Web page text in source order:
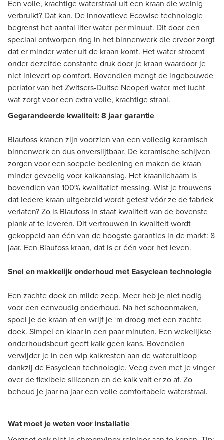
Een volle, krachtige waterstraal uit een kraan die weinig
verbruikt? Dat kan. De innovatieve Ecowise technologie
begrenst het aantal liter water per minuut. Dit door een
speciaal ontworpen ring in het binnenwerk die ervoor zorgt
dat er minder water uit de kraan komt. Het water stroomt
onder dezelfde constante druk door je kraan waardoor je
niet inlevert op comfort. Bovendien mengt de ingebouwde
perlator van het Zwitsers-Duitse Neoperl water met lucht
wat zorgt voor een extra volle, krachtige straal.
Gegarandeerde kwaliteit: 8 jaar garantie
Blaufoss kranen zijn voorzien van een volledig keramisch
binnenwerk en dus onverslijtbaar. De keramische schijven
zorgen voor een soepele bediening en maken de kraan
minder gevoelig voor kalkaanslag. Het kraanlichaam is
bovendien van 100% kwalitatief messing. Wist je trouwens
dat iedere kraan uitgebreid wordt getest vóór ze de fabriek
verlaten? Zo is Blaufoss in staat kwaliteit van de bovenste
plank af te leveren. Dit vertrouwen in kwaliteit wordt
gekoppeld aan één van de hoogste garanties in de markt: 8
jaar. Een Blaufoss kraan, dat is er één voor het leven.
Snel en makkelijk onderhoud met Easyclean technologie
Een zachte doek en milde zeep. Meer heb je niet nodig
voor een eenvoudig onderhoud. Na het schoonmaken,
spoel je de kraan af en wrijf je ‘m droog met een zachte
doek. Simpel en klaar in een paar minuten. Een wekelijkse
onderhoudsbeurt geeft kalk geen kans. Bovendien
verwijder je in een wip kalkresten aan de wateruitloop
dankzij de Easyclean technologie. Veeg even met je vinger
over de flexibele siliconen en de kalk valt er zo af. Zo
behoud je jaar na jaar een volle comfortabele waterstraal.
Wat moet je weten voor installatie